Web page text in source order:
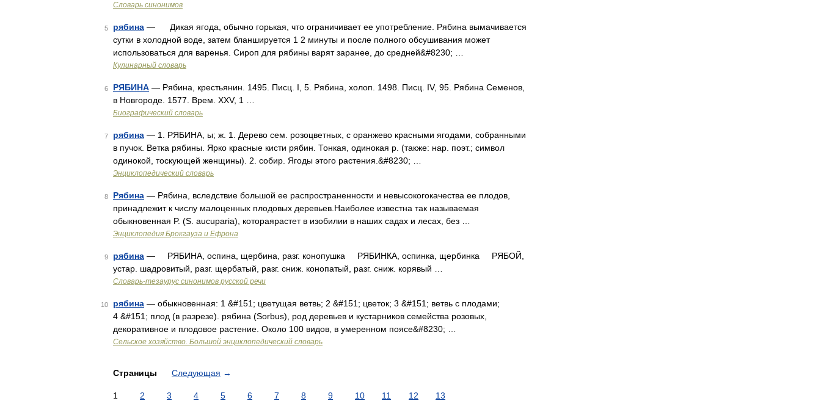
Словарь синонимов
5 рябина — Дикая ягода, обычно горькая, что ограничивает ее употребление. Рябина вымачивается
сутки в холодной воде, затем бланшируется 1 2 минуты и после полного обсушивания может
использоваться для варенья. Сироп для рябины варят заранее, до средней&#8230; …
Кулинарный словарь
6 РЯБИНА — Рябина, крестьянин. 1495. Писц. I, 5. Рябина, холоп. 1498. Писц. IV, 95. Рябина Семенов,
в Новгороде. 1577. Врем. XXV, 1 …
Биографический словарь
7 рябина — 1. РЯБИНА, ы; ж. 1. Дерево сем. розоцветных, с оранжево красными ягодами, собранными
в пучок. Ветка рябины. Ярко красные кисти рябин. Тонкая, одинокая р. (также: нар. поэт.; символ
одинокой, тоскующей женщины). 2. собир. Ягоды этого растения.&#8230; …
Энциклопедический словарь
8 Рябина — Рябина, вследствие большой ее распространенности и невысокогокачества ее плодов,
принадлежит к числу малоценных плодовых деревьев.Наиболее известна так называемая
обыкновенная P. (S. aucuparia), котораярастет в изобилии в наших садах и лесах, без …
Энциклопедия Брокгауза и Ефрона
9 рябина — РЯБИНА, оспина, щербина, разг. конопушка РЯБИНКА, оспинка, щербинка РЯБОЙ,
устар. шадровитый, разг. щербатый, разг. сниж. конопатый, разг. сниж. корявый …
Словарь-тезаурус синонимов русской речи
10 рябина — обыкновенная: 1 &#151; цветущая ветвь; 2 &#151; цветок; 3 &#151; ветвь с плодами;
4 &#151; плод (в разрезе). рябина (Sorbus), род деревьев и кустарников семейства розовых,
декоративное и плодовое растение. Около 100 видов, в умеренном поясе&#8230; …
Сельское хозяйство. Большой энциклопедический словарь
Страницы Следующая →
1 2 3 4 5 6 7 8 9 10 11 12 13